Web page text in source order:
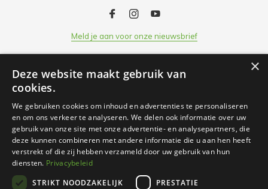
Meld je aan voor onze nieuwsbrief
Klantenservice
Openingsuren
Informatie
Contact
×
Deze website maakt gebruik van
cookies.
We gebruiken cookies om inhoud en advertenties te personaliseren
en om ons verkeer te analyseren. We delen ook informatie over uw
gebruik van onze site met onze advertentie- en analysepartners, die
deze kunnen combineren met andere informatie die u aan hen heeft
verstrekt of die zij hebben verzameld door uw gebruik van hun
diensten. Privacybeleid
STRIKT NOODZAKELIJK
PRESTATIE